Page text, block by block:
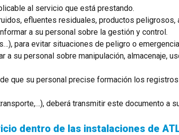
al servicio que está prestando.
efluentes residuales, productos peligrosos,
a su personal sobre la gestión y control.
para evitar situaciones de peligro o
a su personal sobre manipulación, almacenaje,
que su personal precise formación los
deberá transmitir este documento a
dentro de las instalaciones de